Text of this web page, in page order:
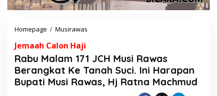
Homepage / Musirawas
u
M
a
l
Jemaah Calon Haji
Rabu Malam 171 JCH Musi Rawas
Berangkat Ke Tanah Suci. Ini Harapan
Bupati Musi Rawas, Hj Ratna Machmud